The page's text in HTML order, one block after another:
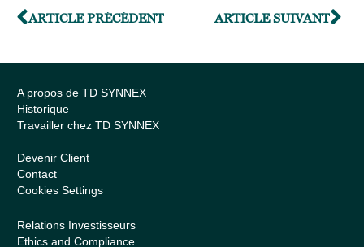
ARTICLE PRÉCÉDENT ARTICLE SUIVANT
A propos de TD SYNNEX
Historique
Travailler chez TD SYNNEX
Devenir Client
Contact
Cookies Settings
Relations Investisseurs
Ethics and Compliance